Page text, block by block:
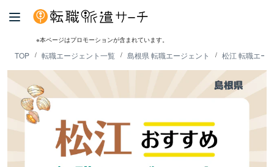
※本ページはプロモーションが含まれています。
TOP 転職エージェント一覧 島根県 転職エージェント 松江 転職エー